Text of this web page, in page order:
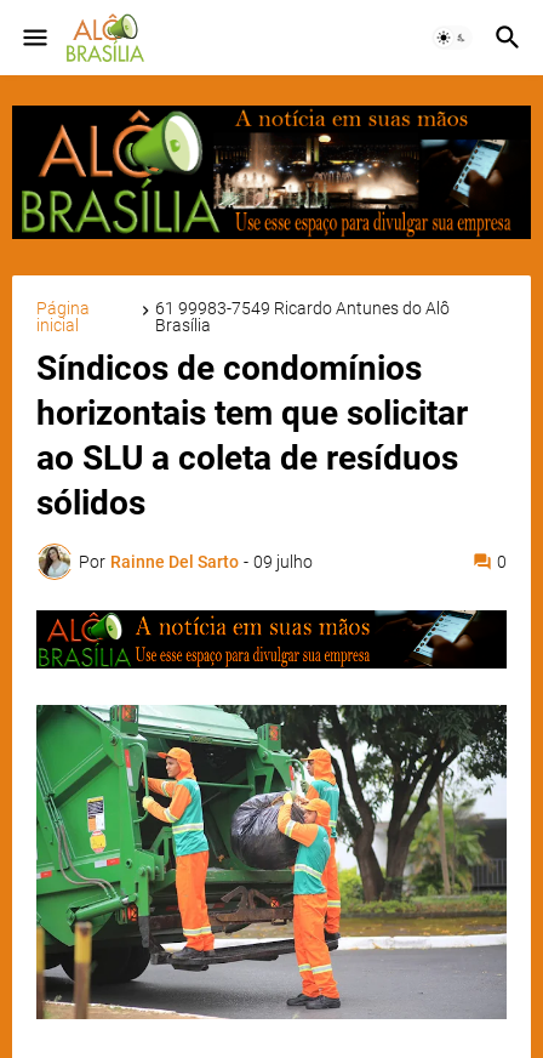
Página
inicial
61 99983-7549 Ricardo Antunes do Alô
Brasília
Síndicos de condomínios
horizontais tem que solicitar
ao SLU a coleta de resíduos
sólidos
Por Rainne Del Sarto - 09 julho 0